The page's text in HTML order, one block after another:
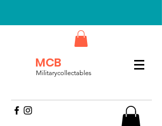
MCB
Militarycollectables